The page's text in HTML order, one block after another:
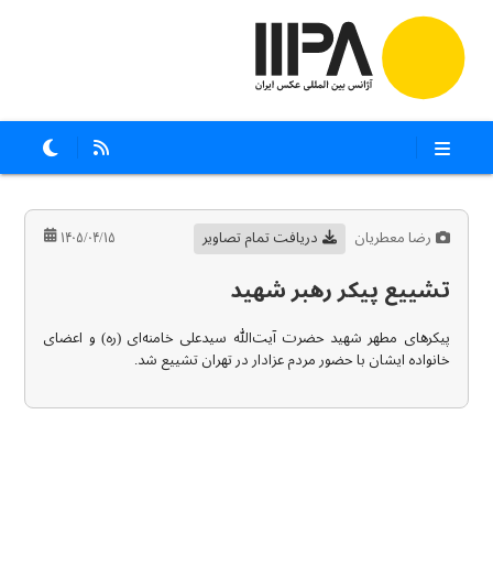
رضا معطریان دریافت تمام تصاویر ۱۴۰۵/۰۴/۱۵
تشییع پیکر رهبر شهید
پیکرهای مطهر شهید حضرت آیت‌الله سیدعلی خامنه‌ای (ره) و اعضای
خانواده ایشان با حضور مردم عزادار در تهران تشییع شد.